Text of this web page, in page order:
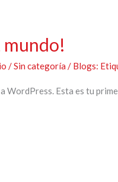
mundo!
/Sin categoría / Blogs:
WordPress. Esta es tu